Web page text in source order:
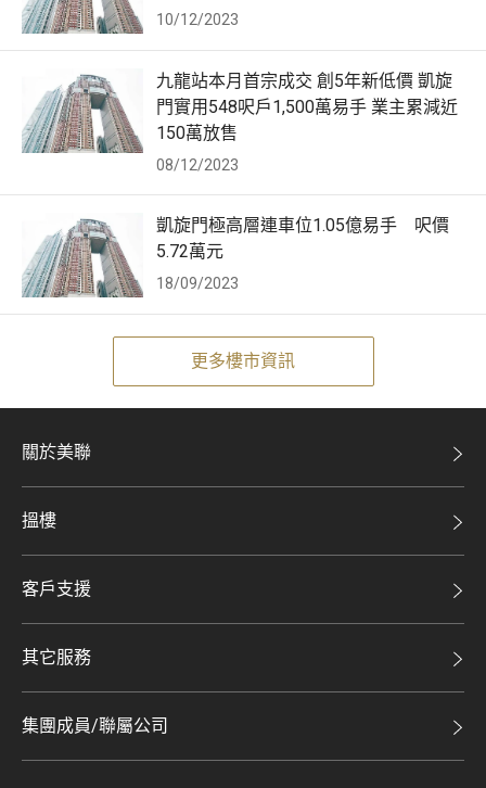
更多樓市資訊
10/12/2023
九龍站本月首宗成交 創5年新低價 凱旋
門實用548呎戶1,500萬易手 業主累減近
150萬放售
08/12/2023
凱旋門極高層連車位1.05億易手 呎價
5.72萬元
18/09/2023
關於美聯
美聯集團
集團動態
人才招募
網站地圖
搵樓
二手盤
買賣流程
客戶支援
自助放盤
豪宅分行
查詢熱線
其它服務
豪宅資訊
集團成員/聯屬公司